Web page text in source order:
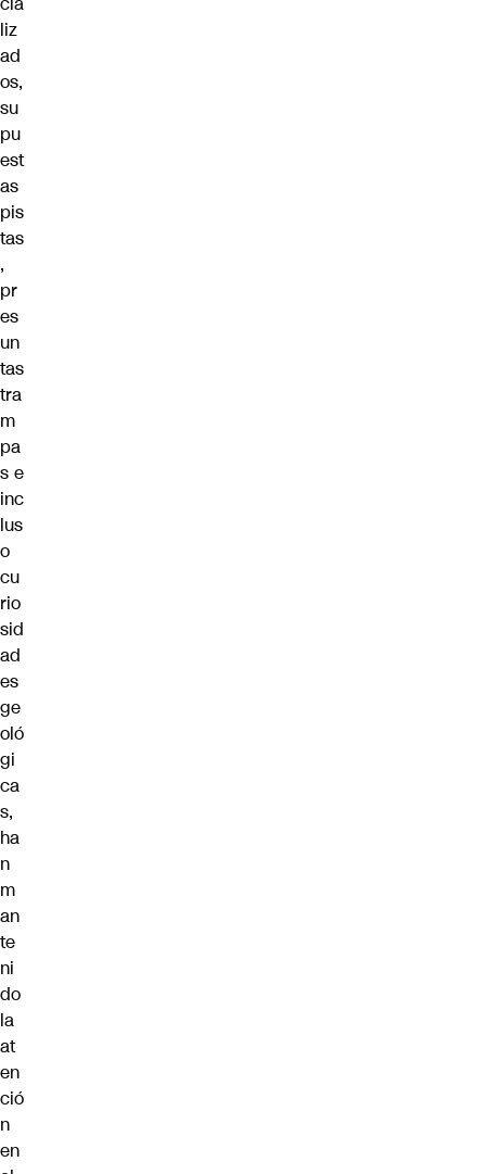
liz
ad
os,
su
pu
est
as
pis
tas
,
pr
es
un
tas
tra
m
pa
s e
inc
lus
o
cu
rio
sid
ad
es
ge
oló
gi
ca
s,
ha
n
m
an
te
ni
do
la
at
en
ció
n
en